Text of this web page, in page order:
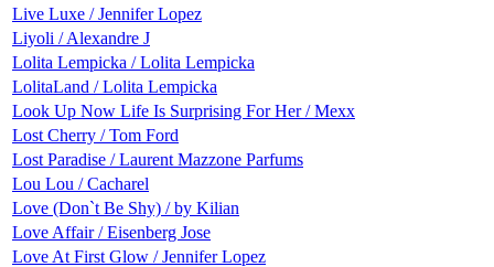
Live Luxe / Jennifer Lopez
Liyoli / Alexandre J
Lolita Lempicka / Lolita Lempicka
LolitaLand / Lolita Lempicka
Look Up Now Life Is Surprising For Her / Mexx
Lost Cherry / Tom Ford
Lost Paradise / Laurent Mazzone Parfums
Lou Lou / Cacharel
Love (Don`t Be Shy) / by Kilian
Love Affair / Eisenberg Jose
Love At First Glow / Jennifer Lopez